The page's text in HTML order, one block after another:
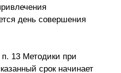
день совершения
п. 13 Методики при
срок начинает